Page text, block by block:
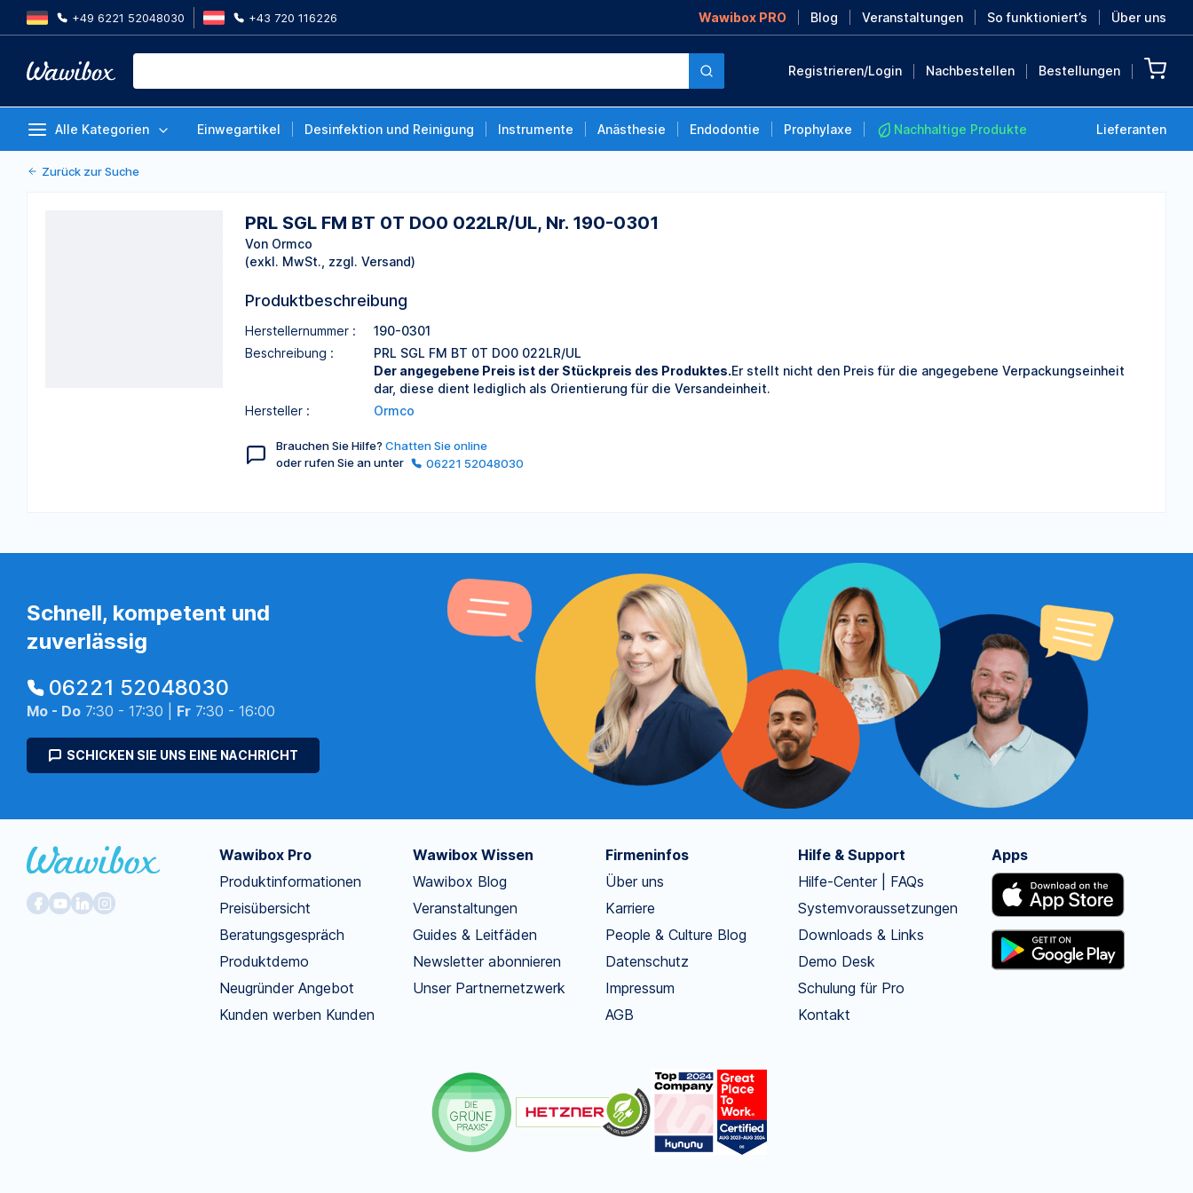
+49 6221 52048030 +43 720 116226 Wawibox PRO Blog Veranstaltungen So funktioniert’s Über uns
Registrieren/Login Nachbestellen Bestellungen
Alle Kategorien Einwegartikel Desinfektion und Reinigung Instrumente Anästhesie Endodontie Prophylaxe Nachhaltige Produkte Lieferanten
Von Ormco
Zurück zur Suche
PRL SGL FM BT 0T DO0 022LR/UL, Nr. 190-0301
Von Ormco
(exkl. MwSt., zzgl. Versand)
Produktbeschreibung
Herstellernummer :
190-0301
Beschreibung :
PRL SGL FM BT 0T DO0 022LR/UL
Der angegebene Preis ist der Stückpreis des Produktes.Er stellt nicht den Preis für die angegebene Verpackungseinheit
dar, diese dient lediglich als Orientierung für die Versandeinheit.
Hersteller :
Ormco
Brauchen Sie Hilfe? Chatten Sie online
oder rufen Sie an unter
06221 52048030
Schnell, kompetent und
zuverlässig
06221 52048030
Mo - Do 7:30 - 17:30 | Fr 7:30 - 16:00
SCHICKEN SIE UNS EINE NACHRICHT
Wawibox Pro
Produktinformationen
Preisübersicht
Beratungsgespräch
Produktdemo
Neugründer Angebot
Kunden werben Kunden
Wawibox Wissen
Wawibox Blog
Veranstaltungen
Guides & Leitfäden
Newsletter abonnieren
Unser Partnernetzwerk
Firmeninfos
Über uns
Karriere
People & Culture Blog
Datenschutz
Impressum
AGB
Hilfe & Support
Hilfe-Center | FAQs
Systemvoraussetzungen
Downloads & Links
Demo Desk
Schulung für Pro
Kontakt
Apps